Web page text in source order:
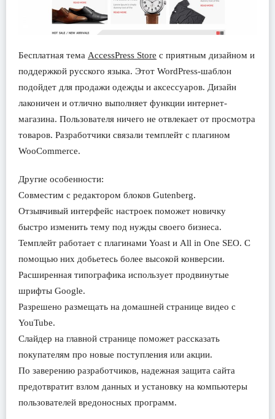
Бесплатная тема AccessPress Store с приятным дизайном и
поддержкой русского языка. Этот WordPress-шаблон
подойдет для продажи одежды и аксессуаров. Дизайн
лаконичен и отлично выполняет функции интернет-
магазина. Пользователя ничего не отвлекает от просмотра
товаров. Разработчики связали темплейт с плагином
WooCommerce.
Другие особенности:
Совместим с редактором блоков Gutenberg.
Отзывчивый интерфейс настроек поможет новичку
быстро изменить тему под нужды своего бизнеса.
Темплейт работает с плагинами Yoast и All in One SEO. С
помощью них добьетесь более высокой конверсии.
Расширенная типографика использует продвинутые
шрифты Google.
Разрешено размещать на домашней странице видео с
YouTube.
Слайдер на главной странице поможет рассказать
покупателям про новые поступления или акции.
По заверению разработчиков, надежная защита сайта
предотвратит взлом данных и установку на компьютеры
пользователей вредоносных программ.